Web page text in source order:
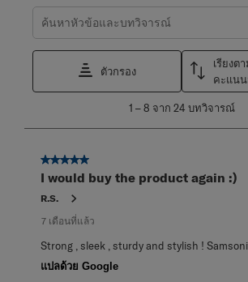
ค้นหาหัวข้อและตรวจสอบภูมิภาคการค้นหา
ตัวกรอง
เรียงต
คะแน
8
วิจารณ์
1 – 8 จาก 24 บทวิจารณ์
5 จาก 5 ดาว
I would buy the product again :)
R.S.
7 เดือนที่แล้ว
Strong , sleek , sturdy and stylish !
แปลด้วย Google